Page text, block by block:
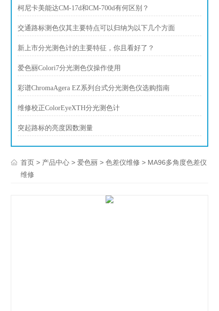
柯尼卡美能达CM-17d和CM-700d有何区别？
交通路标测色仪其主要特点可以归纳为以下几个方面
新上市分光测色计的主要特征，你且看好了？
爱色丽Colori7分光测色仪操作使用
彩谱ChromaAgera EZ系列台式分光测色仪选购指南
维修校正ColorEyeXTH分光测色计
突起路标的亮度因数测量
首页 > 产品中心 > 爱色丽 >色差仪维修 > MA96多角度色差仪
维修